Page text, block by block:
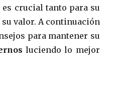
crucial tanto para su
valor. A continuación
para mantener su
luciendo lo mejor